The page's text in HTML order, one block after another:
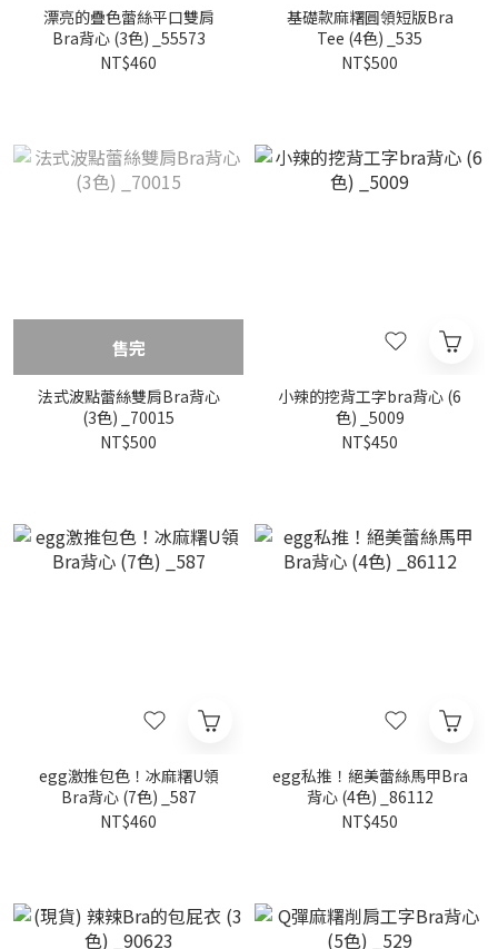
漂亮的疊色蕾絲平口雙肩
Bra背心 (3色) _55573
NT$460
基礎款麻糬圓領短版Bra
Tee (4色) _535
NT$500
售完
法式波點蕾絲雙肩Bra背心
(3色) _70015
NT$500
小辣的挖背工字bra背心 (6
色) _5009
NT$450
egg激推包色！冰麻糬U領
Bra背心 (7色) _587
NT$460
egg私推！絕美蕾絲馬甲Bra
背心 (4色) _86112
NT$450